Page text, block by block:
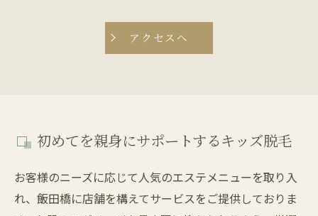
アクセスへ
初めてを親身にサポートするキッズ脱毛
お客様のニーズに応じて人気のエステメニューを取り入
れ、飯田橋に店舗を構えてサービスをご提供しておりま